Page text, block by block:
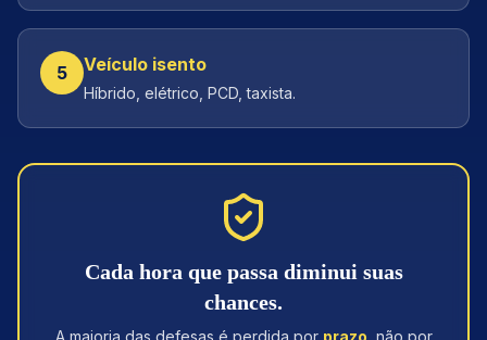
5 Veículo isento
Híbrido, elétrico, PCD, taxista.
Cada hora que passa diminui suas
chances.
A maioria das defesas é perdida por prazo , não por